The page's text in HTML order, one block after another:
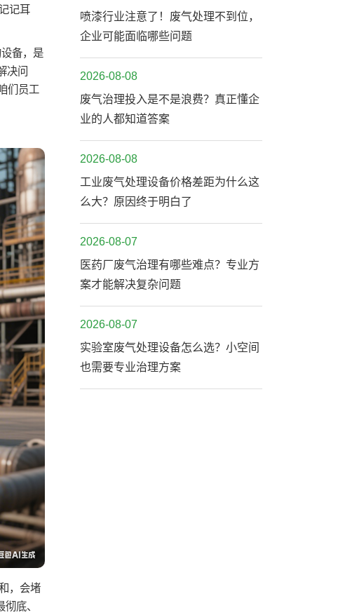
记耳
备，是
决问
们员工
，会堵
底、
喷漆行业注意了！废气处理不到位，
企业可能面临哪些问题
2026-08-08
废气治理投入是不是浪费？真正懂企
业的人都知道答案
2026-08-08
工业废气处理设备价格差距为什么这
么大？原因终于明白了
2026-08-07
医药厂废气治理有哪些难点？专业方
案才能解决复杂问题
2026-08-07
实验室废气处理设备怎么选？小空间
也需要专业治理方案